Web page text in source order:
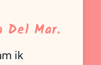
Del Mar.
ik